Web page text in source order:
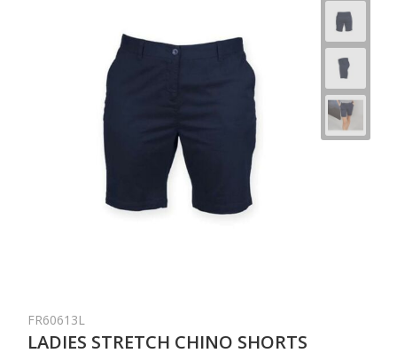
FR60613L
LADIES STRETCH CHINO SHORTS